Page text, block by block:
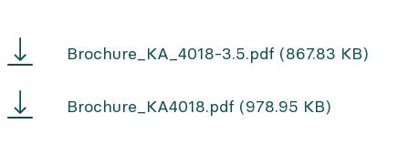
Brochure_KA_4018-3.5.pdf (867.83 KB)
Brochure_KA4018.pdf (978.95 KB)